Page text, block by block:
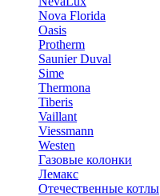
Nova Florida
Oasis
Protherm
Saunier Duval
Sime
Thermona
Tiberis
Vaillant
Viessmann
Westen
Газовые колонки
Лемакс
Отечественные котлы